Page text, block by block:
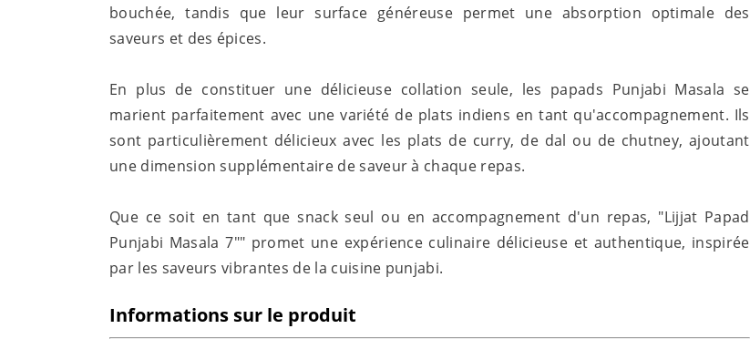
bouchée, tandis que leur surface généreuse permet une absorption optimale des
saveurs et des épices.
En plus de constituer une délicieuse collation seule, les papads Punjabi Masala se
marient parfaitement avec une variété de plats indiens en tant qu'accompagnement. Ils
sont particulièrement délicieux avec les plats de curry, de dal ou de chutney, ajoutant
une dimension supplémentaire de saveur à chaque repas.
Que ce soit en tant que snack seul ou en accompagnement d'un repas, "Lijjat Papad
Punjabi Masala 7"" promet une expérience culinaire délicieuse et authentique, inspirée
par les saveurs vibrantes de la cuisine punjabi.
Informations sur le produit